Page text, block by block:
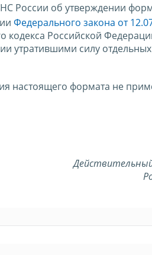
России об утверждении
Федерального закона от
кодекса Российской
утратившими силу
настоящего формата не